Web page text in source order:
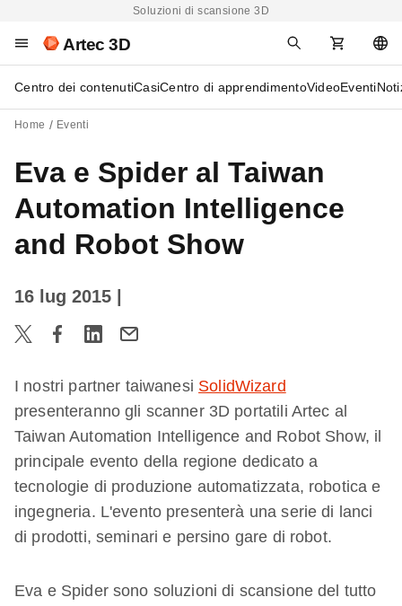
Soluzioni di scansione 3D
Artec 3D
Centro dei contenutiCasiCentro di apprendimentoVideoEventi
Home Eventi
Eva e Spider al Taiwan
Automation Intelligence
and Robot Show
16 lug 2015
I nostri partner taiwanesi SolidWizard
presenteranno gli scanner 3D portatili Artec al
Taiwan Automation Intelligence and Robot Show, il
principale evento della regione dedicato a
tecnologie di produzione automatizzata, robotica e
ingegneria. L'evento presenterà una serie di lanci
di prodotti, seminari e persino gare di robot.
Eva e Spider sono soluzioni di scansione del tutto